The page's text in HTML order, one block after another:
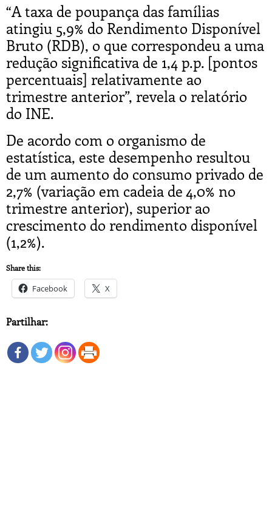
“A taxa de poupança das famílias
atingiu 5,9% do Rendimento Disponível
Bruto (RDB), o que correspondeu a uma
redução significativa de 1,4 p.p. [pontos
percentuais] relativamente ao
trimestre anterior”, revela o relatório
do INE.
De acordo com o organismo de
estatística, este desempenho resultou
de um aumento do consumo privado de
2,7% (variação em cadeia de 4,0% no
trimestre anterior), superior ao
crescimento do rendimento disponível
(1,2%).
Share this:
Facebook X
Partilhar: